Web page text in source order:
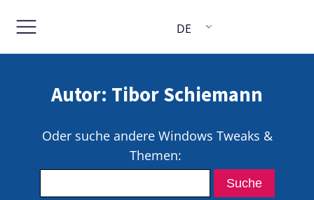
DE
Autor: Tibor Schiemann
Oder suche andere Windows Tweaks &
Themen: